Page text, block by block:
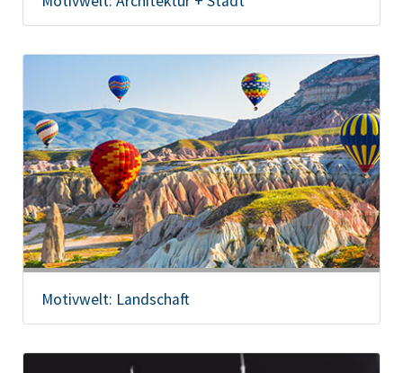
Motivwelt: Landschaft